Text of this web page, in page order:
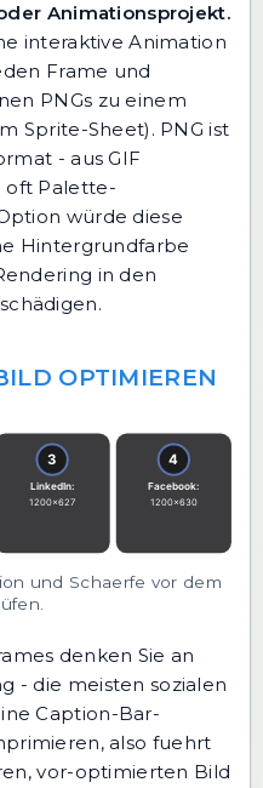
Animationsprojekt.
interaktive Animation
Frame und
PNGs zu einem
Sprite-Sheet). PNG ist
- aus GIF
oft Palette-
würde diese
Hintergrundfarbe
in den
OPTIMIEREN
und Schaerfe vor dem
denken Sie an
- die meisten sozialen
Caption-Bar-
also fuehrt
vor-optimierten Bild